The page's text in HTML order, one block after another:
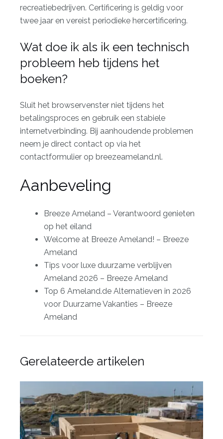
recreatiebedrijven. Certificering is geldig voor
twee jaar en vereist periodieke hercertificering.
Wat doe ik als ik een technisch
probleem heb tijdens het
boeken?
Sluit het browservenster niet tijdens het
betalingsproces en gebruik een stabiele
internetverbinding. Bij aanhoudende problemen
neem je direct contact op via het
contactformulier op breezeameland.nl.
Aanbeveling
Breeze Ameland – Verantwoord genieten
op het eiland
Welcome at Breeze Ameland! – Breeze
Ameland
Tips voor luxe duurzame verblijven
Ameland 2026 – Breeze Ameland
Top 6 Ameland.de Alternatieven in 2026
voor Duurzame Vakanties – Breeze
Ameland
Gerelateerde artikelen